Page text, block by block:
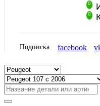
0
0
Подписка facebook